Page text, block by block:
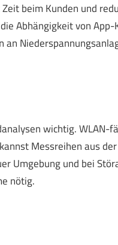
beim Kunden und
Abhängigkeit von
wichtig. WLAN-
Messreihen aus
Umgebung und bei
nötig.